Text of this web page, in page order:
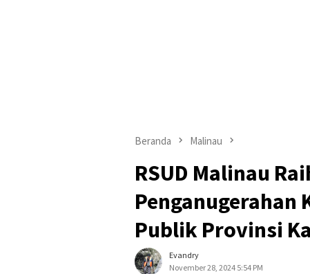
Beranda Malinau
RSUD Malinau
Publik Provinsi
Evandry
November 28, 2024 5:54 PM